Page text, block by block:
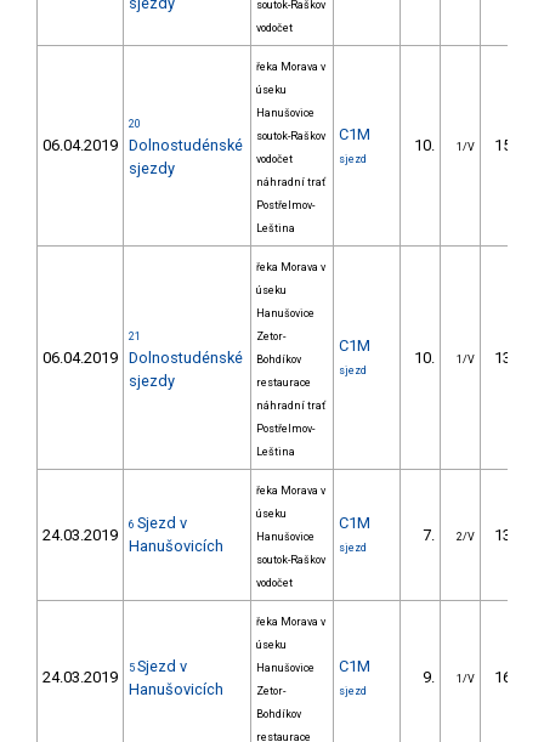
soutok-Raškov
vodočet
06.04.2019
20
Dolnostudénské
sjezdy
řeka Morava v
úseku
Hanušovice
soutok-Raškov
vodočet
náhradní trať
Postřelmov-
Leština
C1M
sjezd
10. 1/V 151.10
06.04.2019
21
Dolnostudénské
sjezdy
řeka Morava v
úseku
Hanušovice
Zetor-
Bohdíkov
restaurace
náhradní trať
Postřelmov-
Leština
C1M
sjezd
10. 1/V 131.30
24.03.2019
6 Sjezd v
Hanušovicích
řeka Morava v
úseku
Hanušovice
soutok-Raškov
vodočet
C1M
sjezd
7. 2/V 131.70
24.03.2019 5 Sjezd v
Hanušovicích
řeka Morava v
úseku
Hanušovice
Zetor-
Bohdíkov
restaurace
C1M
sjezd
9. 1/V 165.30